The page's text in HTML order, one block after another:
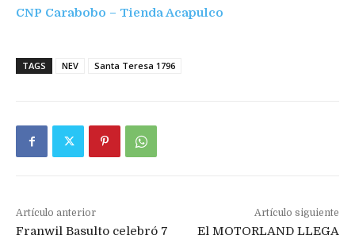
CNP Carabobo – Tienda Acapulco
TAGS NEV Santa Teresa 1796
Artículo anterior
Franwil Basulto celebró 7
Artículo siguiente
El MOTORLAND LLEGA